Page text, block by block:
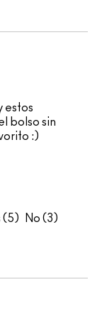
estos
bolso sin
:)
5 3